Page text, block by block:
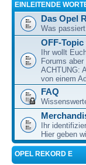
EINLEITENDE
Das Opel
Was
OFF-
Ihr wollt
Forums
ACHTUNG:
von einem
FAQ
Ihr
Hier geben
OPEL REKORD E